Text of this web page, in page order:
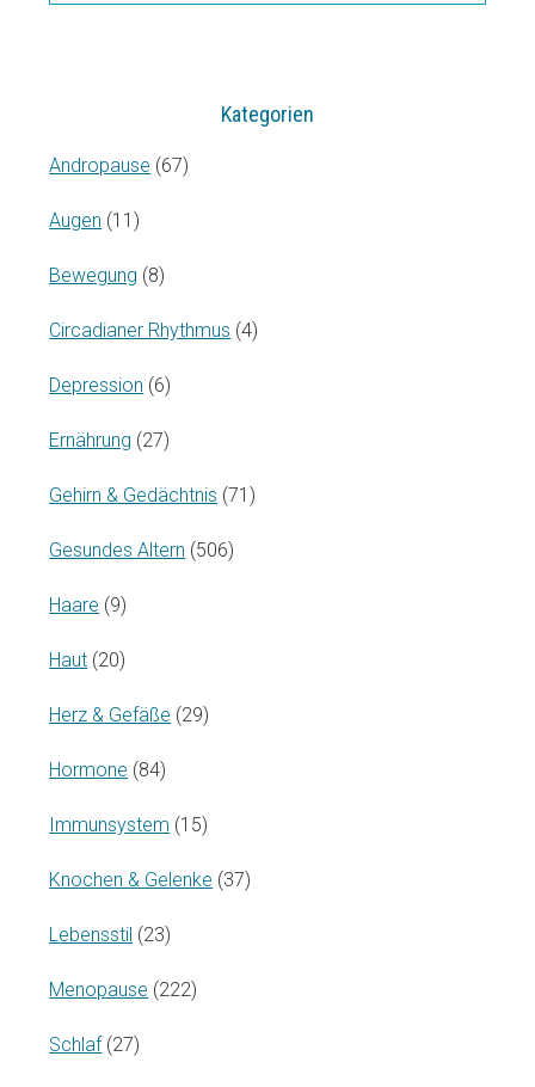
durchsuchen…
Kategorien
Andropause (67)
Augen (11)
Bewegung (8)
Circadianer Rhythmus (4)
Depression (6)
Ernährung (27)
Gehirn & Gedächtnis (71)
Gesundes Altern (506)
Haare (9)
Haut (20)
Herz & Gefäße (29)
Hormone (84)
Immunsystem (15)
Knochen & Gelenke (37)
Lebensstil (23)
Menopause (222)
Schlaf (27)